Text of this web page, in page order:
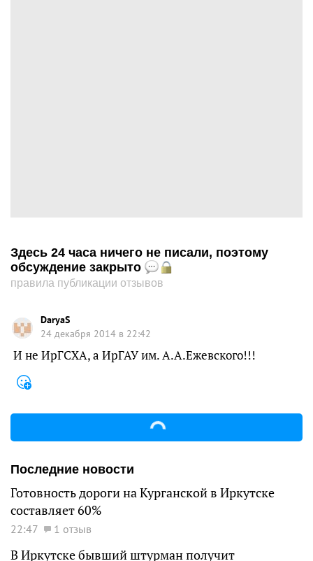
Здесь 24 часа ничего не писали, поэтому
обсуждение закрыто
правила публикации отзывов
DaryaS
24 декабря 2014 в 22:42
И не ИрГСХА, а ИрГАУ им. А.А.Ежевского!!!
Последние новости
Готовность дороги на Курганской в Иркутске
составляет 60%
22:47 1 отзыв
В Иркутске бывший штурман получит